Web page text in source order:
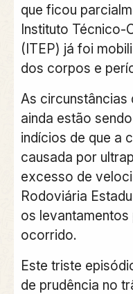
que ficou
Instituto Técnico-
(ITEP) já foi
dos corpos e
As circunstâncias
ainda estão
indícios de que a
causada por
excesso de
Rodoviária
os
ocorrido.
Este triste
de prudência no